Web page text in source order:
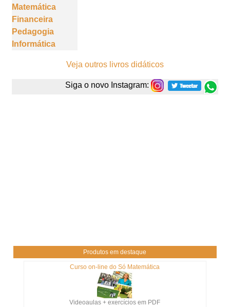
Matemática
Financeira
Pedagogia
Informática
Veja outros livros didáticos
Siga o novo Instagram:
Produtos em destaque
Curso on-line do Só Matemática
Videoaulas + exercícios em PDF